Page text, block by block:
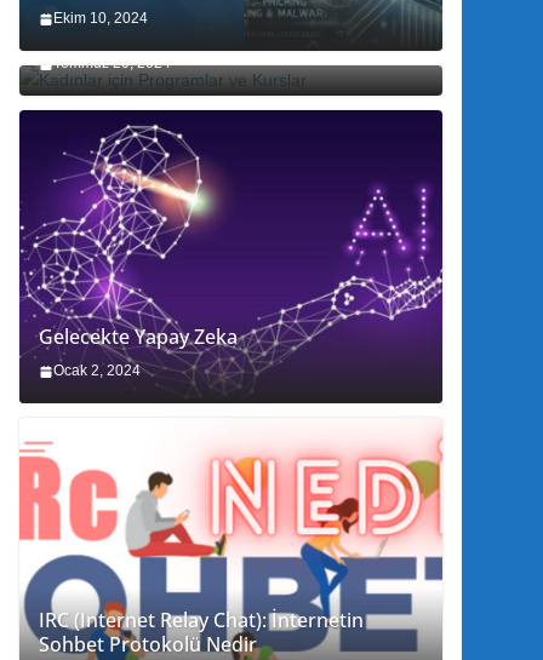
Ekim 10, 2024
Kadınlar için Programlar ve Kurslar
Temmuz 20, 2024
Gelecekte Yapay Zeka
Ocak 2, 2024
IRC (Internet Relay Chat): İnternetin
Sohbet Protokolü Nedir